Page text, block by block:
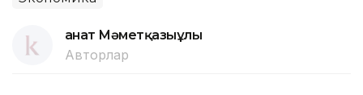
Қанат Мәметқазыұлы
Авторлар